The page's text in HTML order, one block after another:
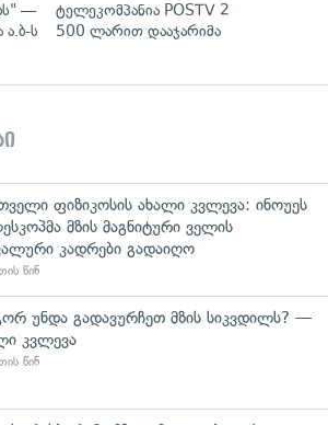
—
ა.ბ-ს
ტელეკომპანია POSTV 2
500 ლარით დააჯარიმა
ფიზიკოსის ახალი კვლევა: ინოუეს
მზის მაგნიტური ველის
კადრები გადაიღო
წინ
უნდა გადავურჩეთ მზის სიკვდილს? —
კვლევა
წინ